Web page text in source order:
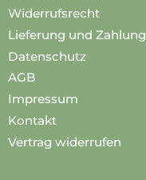
Widerrufsrecht
Lieferung und Zahlung
Datenschutz
AGB
Impressum
Kontakt
Vertrag widerrufen